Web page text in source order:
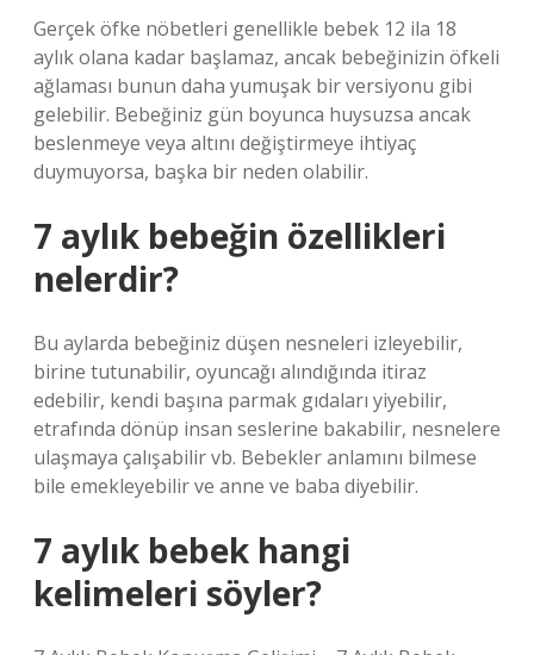
Gerçek öfke nöbetleri genellikle bebek 12 ila 18
aylık olana kadar başlamaz, ancak bebeğinizin öfkeli
ağlaması bunun daha yumuşak bir versiyonu gibi
gelebilir. Bebeğiniz gün boyunca huysuzsa ancak
beslenmeye veya altını değiştirmeye ihtiyaç
duymuyorsa, başka bir neden olabilir.
7 aylık bebeğin özellikleri
nelerdir?
Bu aylarda bebeğiniz düşen nesneleri izleyebilir,
birine tutunabilir, oyuncağı alındığında itiraz
edebilir, kendi başına parmak gıdaları yiyebilir,
etrafında dönüp insan seslerine bakabilir, nesnelere
ulaşmaya çalışabilir vb. Bebekler anlamını bilmese
bile emekleyebilir ve anne ve baba diyebilir.
7 aylık bebek hangi
kelimeleri söyler?